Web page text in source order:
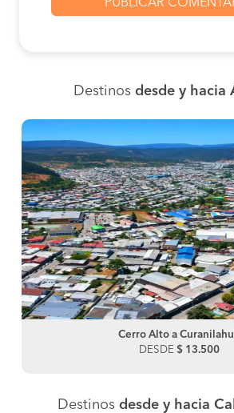
Destinos desde y hacia
Cerro Alto a
DESDE $ 13.500
Destinos desde y hacia